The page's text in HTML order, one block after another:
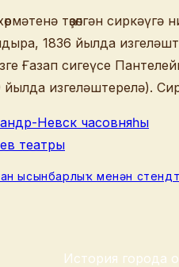
төҙөлгән
1836 йылда
Ғазап сигеүсе
йылда изгеләштерелә).
Невск часовняһы
театры
ысынбарлыҡ менән
История города